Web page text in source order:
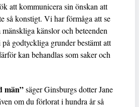
att kommunicera sin önskan att
så konstigt. Vi har förmåga att se
känslor och beteenden
godtyckliga grunder bestämt att
kan behandlas som saker och
män”säger Ginsburgs dotter Jane
om du förlorat i hundra år så